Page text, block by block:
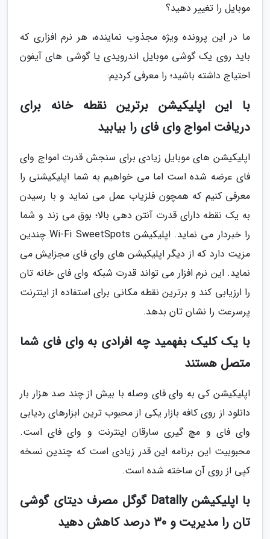
موبایل را تغییر دهید؟
ما در این پرونده ویژه مجذوب نماینده، هر نرم افزاری که
باید روی یک گوشی موبایل اندرویدی یا گوشی های آیفون
احتیاج داشته باشید؛ را معرفی کردیم:
با این اپلیکیشن برترین نقطه خانه برای
دریافت امواج وای فای را بیابید
اپلیکیشن های موبایل زیادی برای سنجش قدرت امواج وای
فای عرضه شده است اما می خواهیم به شما اپلیکیشنی را
معرفی کنیم که همچون فلزیاب عمل می نماید و با رسیدن
به یک نقطه دارای قدرت آنتن دهی بالا؛ بوق می زند و شما
را خبردار می نماید. اپلیکیشن Wi-Fi SweetSpots چندین
مزیت دارد که از دیگر اپلیکیشن های وای فای مجزایش می
نماید. این نرم افزار می تواند قدرت شبکه وای فای خانه تان
را ارزیابی کند و برترین نقطه مکانی برای استفاده از اینترنت
پرسرعت را نشان تان بدهد.
با یک کلیک بفهمید چه افرادی به وای فای شما
متصل هستند
اپلیکیشن کی به وای فای وصله با بیش از چند صد هزار بار
دانلود از روی کافه بازار یکی از محبوب ترین ابزارهای ردیابی
وای فای و مچ گیری سارقان اینترنت و وای فای است.
محبوبیت این برنامه این قدر زیادی است که چندین نسخه
کپی از روی آن ساخته شده است.
با اپلیکیشن Datally گوگل مصرف دیتای گوشی
تان را مدیریت و 30 درصد کاهش دهید